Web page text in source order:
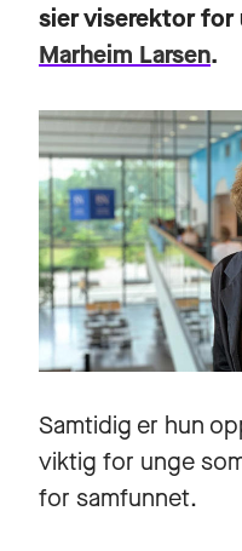
sier viserektor for
Marheim Larsen.
Samtidig er hun
viktig for unge
for samfunnet.